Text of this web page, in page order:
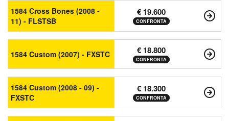
1584 Cross Bones (2008 -
11) - FLSTSB
€ 19.600
CONFRONTA
1584 Custom (2007) - FXSTC € 18.800
CONFRONTA
1584 Custom (2008 - 09) -
FXSTC
€ 18.300
CONFRONTA